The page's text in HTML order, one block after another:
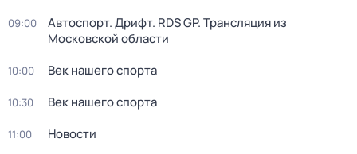
09:00
Автоспорт. Дрифт. RDS GP. Трансляция из
Московской области
10:00 Век нашего спорта
10:30 Век нашего спорта
11:00 Новости